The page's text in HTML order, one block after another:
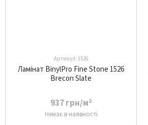
Артикул: 1526
Ламінат BinylPro Fine Stone 1526
Brecon Slate
937 грн/м²
Немає в наявності